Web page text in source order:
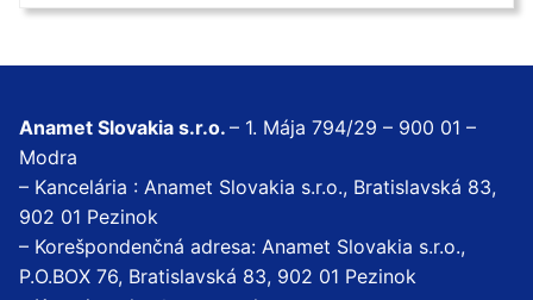
Anamet Slovakia s.r.o. – 1. Mája 794/29 – 900 01 –
Modra
– Kancelária : Anamet Slovakia s.r.o., Bratislavská 83,
902 01 Pezinok
– Korešpondenčná adresa: Anamet Slovakia s.r.o.,
P.O.BOX 76, Bratislavská 83, 902 01 Pezinok